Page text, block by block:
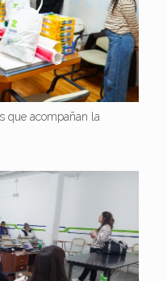
que acompañan la